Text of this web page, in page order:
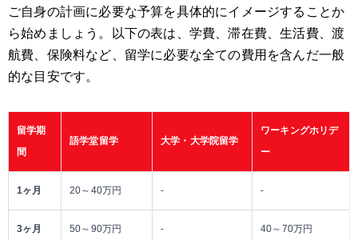
ご自身の計画に必要な予算を具体的にイメージすることか
ら始めましょう。以下の表は、学費、滞在費、生活費、渡
航費、保険料など、留学に必要な全ての費用を含んだ一般
的な目安です。
留学期
間
語学堂留学 大学・大学院留学
ワーキングホリデ
ー
1ヶ月 20～40万円 - -
3ヶ月 50～90万円 - 40～70万円